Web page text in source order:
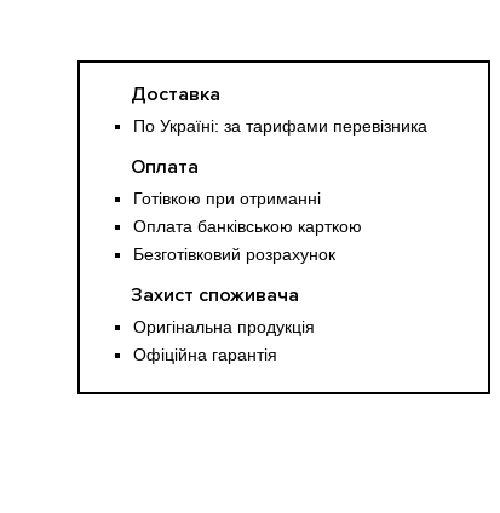
Доставка
По Україні: за тарифами перевізника
Оплата
Готівкою при отриманні
Оплата банківською карткою
Безготівковий розрахунок
Захист споживача
Оригінальна продукція
Офіційна гарантія